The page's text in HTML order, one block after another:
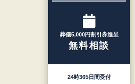
葬儀5,000円割引券進呈
無料相談
24時365日間受付